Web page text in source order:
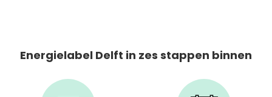
Energielabel Delft in zes stappen binnen